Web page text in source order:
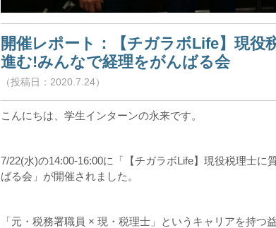
開催レポート：【チガラボLife】現役
進む!みんなで経理をがんばる会
（投稿日：2020.7.24）
こんにちは、学生インターンの永来です。
7/22(水)の14:00-16:00に「【チガラボLife】現役税理士に
ばる会」が開催されました。
「元・税務署職員 × 現・税理士」というキャリアを持